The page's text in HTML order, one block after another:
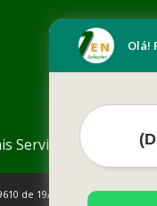
Serviços
de 19/02/1998)
Olá!